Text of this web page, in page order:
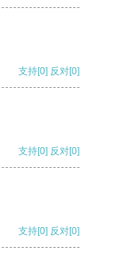
支持[0] 反对[0]
支持[0] 反对[0]
支持[0] 反对[0]